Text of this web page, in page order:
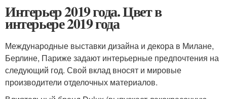
Интерьер 2019 года. Цвет в
интерьере 2019 года
Международные выставки дизайна и декора в Милане,
Берлине, Париже задают интерьерные предпочтения на
следующий год. Свой вклад вносят и мировые
производители отделочных материалов.